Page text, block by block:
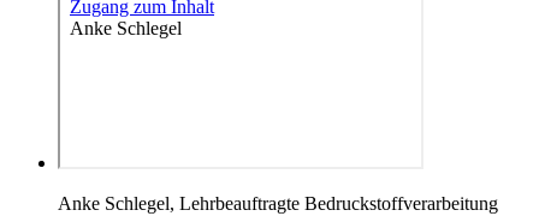
Anke Schlegel, Lehrbeauftragte Bedruckstoffverarbeitung